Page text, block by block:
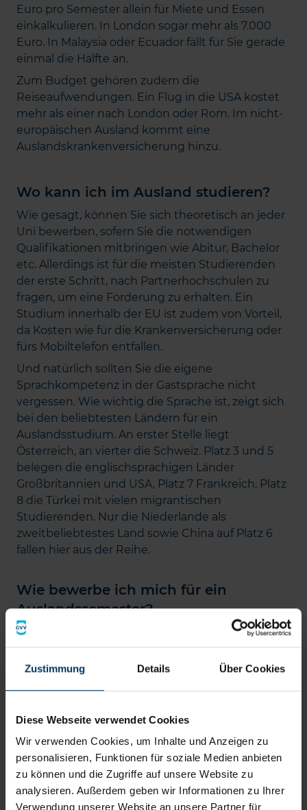
Zustimmung Details Über Cookies
Diese Webseite verwendet Cookies
Wir verwenden Cookies, um Inhalte und Anzeigen zu
personalisieren, Funktionen für soziale Medien anbieten
zu können und die Zugriffe auf unsere Website zu
analysieren. Außerdem geben wir Informationen zu Ihrer
Verwendung unserer Website an unsere Partner für
Euro pro Semester allein für Miete und Essen
einkalkulieren. In London sogar mehr als 7.000
Euro. In Malaysia oder Ecuador fällt für Sie gerade
einmal die Hälfte an.
Zum Budget gehören zudem die
Reiseaufwendungen. Ein Flug in die USA kostet
mehr als einer nach London oder Rom. Im nicht-
europäischen Ausland kommt eine
Auslandskrankenversicherung hinzu.
Wo kann ich im Ausland studieren?
Wie gesagt, können Sie sich theoretisch an jeder
Uni bewerben, sofern Sie die notwendigen
Qualifikationen mitbringen wie Abitur, Bachelor
etc. Allerdings ist für die meisten Studierenden
der erste Schritt, nach Partnerhochschulen zu
fragen, um eine Förderung zu erhalten. Ein
Studium innerhalb der EU ist zudem von Vorteil,
da Kosten wie für die Krankenversicherung oder
fürs Mobiltelefon entfallen.
Und natürlich sollten Sie die eigene
Sprachkompetenz in der Gastsprache nicht
vergessen. Wie wichtig die Sprache ist, zeigt sich
bei den beliebtesten Ländern für ein
Auslandsstudium. An erster Stelle liegt
Österreich, an vierter die Schweiz. Platz 3 und 5
belegen die englischsprachigen Länder
Großbritannien und USA, Platz 7 Frankreich, Platz
8 die Türkei mit vielen migrantischen
Studierenden. Nur die Niederlande als
zweitbeliebtestes Land sowie China auf Platz 6
fallen hier aus der Reihe.
Wie bewerbe ich mich für ein
Auslandssemester?
Sie haben die Hochschule im Land Ihrer Träume
gefunden? Dann geht es ans Bewerben.
identisch mit denen von deutschen
Bewerbung:In der Regel werden
Bewerbungen eingefordert. Die Formulare
finden Sie meist im Downloadbereich der
jeweiligen Universität.